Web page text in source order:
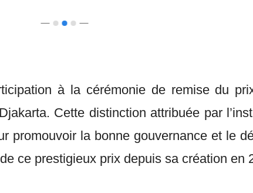
à la cérémonie de remise du
Cette distinction attribuée par
promouvoir la bonne gouvernance et le
ce prestigieux prix depuis sa création en